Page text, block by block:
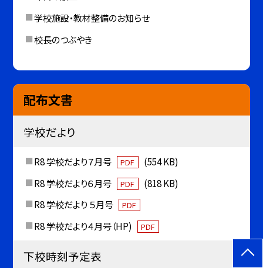
学校施設・教材整備のお知らせ
校長のつぶやき
配布文書
学校だより
R8 学校だより７月号 PDF
(554 KB)
R8 学校だより６月号
PDF
(818 KB)
R8 学校だより ５月号
PDF
R8 学校だより４月号（HP) PDF
下校時刻予定表